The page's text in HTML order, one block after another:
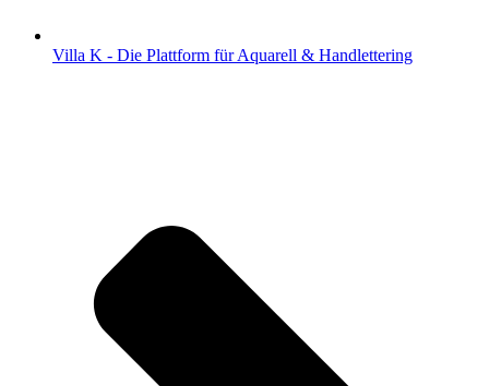
Villa K - Die Plattform für Aquarell & Handlettering